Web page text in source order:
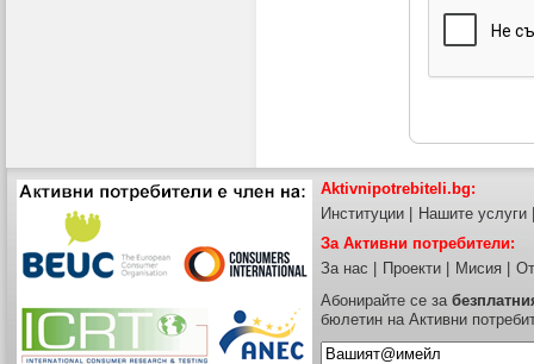
Aktivnipotrebiteli.bg:
Институции
Нашите услуги
За Активни потребители:
За нас
Проекти Мисия
Абонирайте се за
бюлетин на Активни